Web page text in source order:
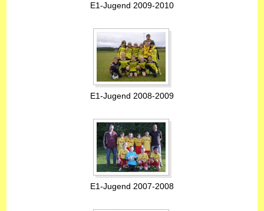
E1-Jugend 2009-2010
E1-Jugend 2008-2009
E1-Jugend 2007-2008